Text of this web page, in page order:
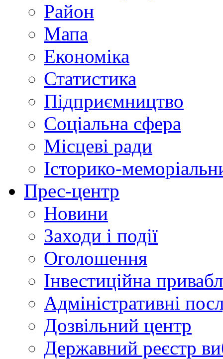
Район
Мапа
Економіка
Статистика
Підприємництво
Соціальна сфера
Місцеві ради
Історико-
Прес-центр
Новини
Заходи і події
Оголошення
Інвестиційна
Адміністративні
Дозвільний центр
Державний реєстр